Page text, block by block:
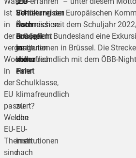
ist
in
der
vergangenen
Woche
in
der
EU
passiert?
Welche
EU-
Themen
sind
Schülerreisen
nach
Brüssel
in
voller
Fahrt
EU-
Kommission
ermöglicht
es
monatlich
einer
Schulklasse,
klimafreundlich
zu
den
EU-
Institutionen
nach
Vertretung der Europäischen
Österreich seit dem Schuljahr
aus jedem Bundesland eine
Institutionen in Brüssel. Die
klimafreundlich mit dem ÖBB-